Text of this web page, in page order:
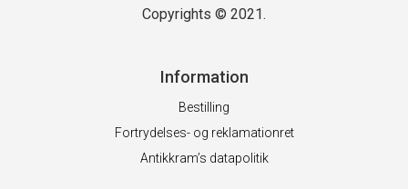
Copyrights © 2021.
Information
Bestilling
Fortrydelses- og reklamationret
Antikkram’s datapolitik